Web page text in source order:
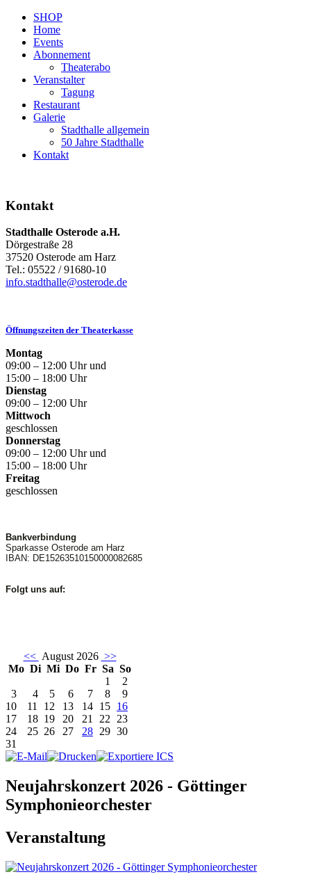
SHOP
Home
Events
Abonnement
Theaterabo
Veranstalter
Tagung
Restaurant
Galerie
Stadthalle allgemein
50 Jahre Stadthalle
Kontakt
Kontakt
Stadthalle Osterode a.H.
Dörgestraße 28
37520 Osterode am Harz
Tel.: 05522 / 91680-10
info.stadthalle@osterode.de
Öffnungszeiten der Theaterkasse
Montag
09:00 – 12:00 Uhr und
15:00 – 18:00 Uhr
Dienstag
09:00 – 12:00 Uhr
Mittwoch
geschlossen
Donnerstag
09:00 – 12:00 Uhr und
15:00 – 18:00 Uhr
Freitag
geschlossen
Bankverbindung
Sparkasse Osterode am Harz
IBAN: DE15263510150000082685
Folgt uns auf:
<< August 2026 >>
Mo Di Mi Do Fr Sa So
1
2
3
4 5 6 7 8
9
10
11 12 13 14 15 16
17
18 19 20 21 22 23
24
25 26 27 28 29 30
31
Neujahrskonzert 2026 - Göttinger
Symphonieorchester
Veranstaltung